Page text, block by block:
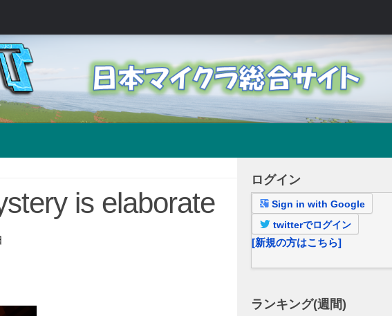
is elaborate
ログイン
Sign in with Google
twitterでログイン
[新規の方はこちら]
ランキング(週間)